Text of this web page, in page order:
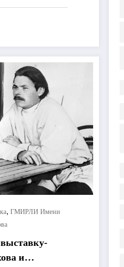
, ГМИРЛИ Имени
и